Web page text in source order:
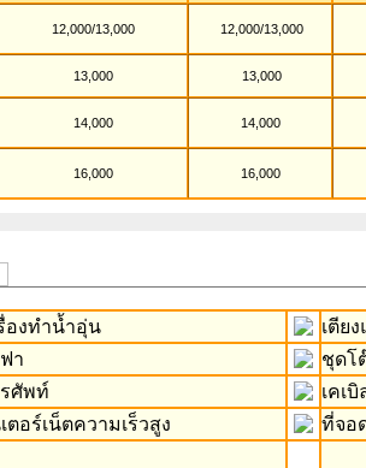
12,000/13,000 12,000/13,000
13,000 13,000
14,000 14,000
16,000 16,000
องทำน้ำอุ่น
เตีย
า
ชุดโ
ศัพท์
เคเ
ตอร์เน็ตความเร็วสูง
ที่จอ